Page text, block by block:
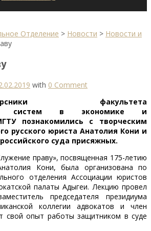
Отделение > Новости > Новости и
with 0 Comment
факультета
систем в экономике и
познакомились с творческим
русского юриста Анатолия Кони и
суда присяжных.
праву», посвященная 175-летию
Кони, была организована по
отделения Ассоциации юристов
палаты Адыгеи. Лекцию провел
председателя президиума
коллегии адвокатов и член
опыт работы защитником в суде